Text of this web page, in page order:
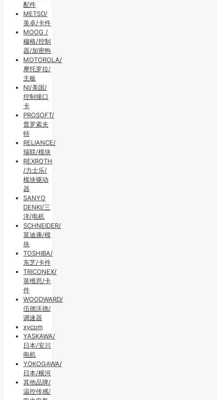
配件
METSO/
美卓/卡件
MOOG /
穆格/控制
器/加密狗
MOTOROLA/
摩托罗拉/
主板
NI/美国/
控制接口
卡
PROSOFT/
普罗索夫
特
RELIANCE/
瑞联/模块
REXROTH
/力士乐/
模块驱动
器
SANYO
DENKI/三
洋/电机
SCHNEIDER/
莫迪康/模
块
TOSHIBA/
东芝/卡件
TRICONEX/
英维思/卡
件
WOODWARD/
伍德沃德/
调速器
xycom
YASKAWA/
日本/安川
电机
YOKOGAWA/
日本/横河
其他品牌/
温控传感/